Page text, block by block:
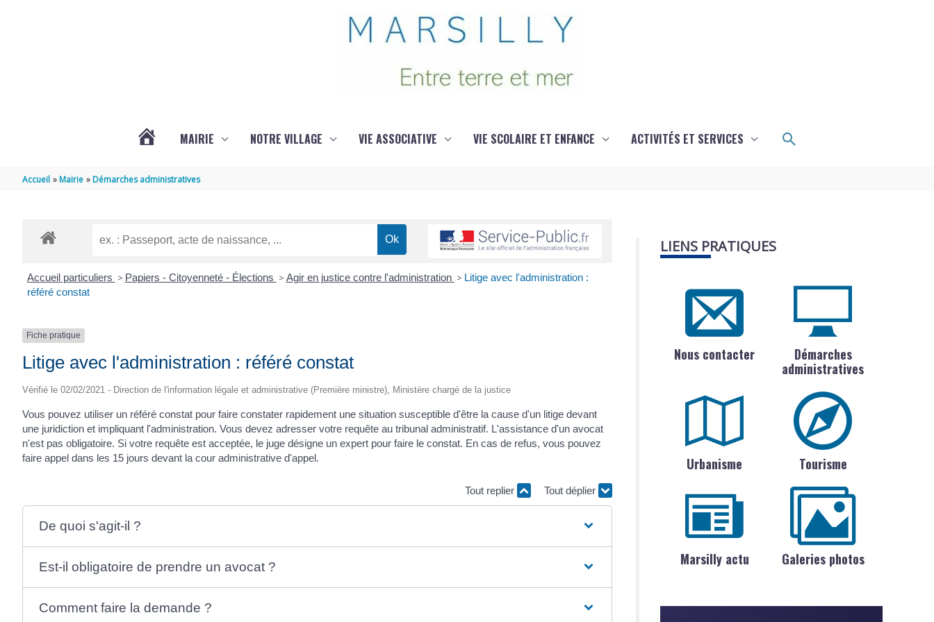
MARSILLY
MAIRIE NOTRE VILLAGE VIE ASSOCIATIVE VIE SCOLAIRE ET ENFANCE ACTIVITÉS ET SERVICES Rechercher
Accueil Mairie Démarches administratives
Accueil particuliers > Papiers - Citoyenneté - Élections > Agir en justice contre l'administration > Litige avec l'administration :
référé constat
Fiche pratique
Litige avec l'administration : référé constat
Vérifié le 02/02/2021 - Direction de l'information légale et administrative (Première ministre), Ministère chargé de la justice
Vous pouvez utiliser un référé constat pour faire constater rapidement une situation susceptible d'être la cause d'un litige devant
une juridiction et impliquant l'administration. Vous devez adresser votre requête au tribunal administratif. L'assistance d'un avocat
n'est pas obligatoire. Si votre requête est acceptée, le juge désigne un expert pour faire le constat. En cas de refus, vous pouvez
faire appel dans les 15 jours devant la cour administrative d'appel.
Tout replier Tout déplier
De quoi s'agit-il ?
Est-il obligatoire de prendre un avocat ?
Comment faire la demande ?
LIENS PRATIQUES
Nous contacter
Démarches
administratives
Urbanisme Tourisme
Marsilly actu Galeries photos